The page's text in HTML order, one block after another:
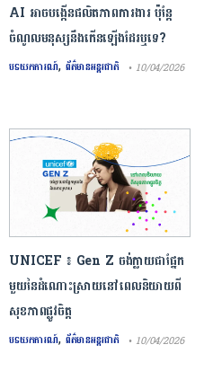
AI អាចបង្កើនផលិតភាពការងារ ប៉ុន្តែ
ចំណូលមនុស្សនឹងកើនឡើងដែរឬទេ?
បទយកការណ៍, ព័ត៌មានអន្តរជាតិ • 10/04/2026
UNICEF ៖ Gen Z ចង់ក្លាយ​ជា​ផ្នែក​
មួយ​នៃ​ដំណោះស្រាយ​នៅ​ពេល​និយាយ​ពី
សុខភាព​ផ្លូវចិត្ត
បទយកការណ៍, ព័ត៌មានអន្តរជាតិ • 10/04/2026